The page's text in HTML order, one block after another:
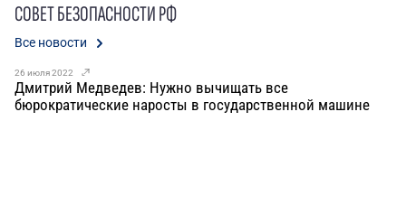
СОВЕТ БЕЗОПАСНОСТИ РФ
Все новости
26 июля 2022
Дмитрий Медведев: Нужно вычищать все
бюрократические наросты в государственной машине